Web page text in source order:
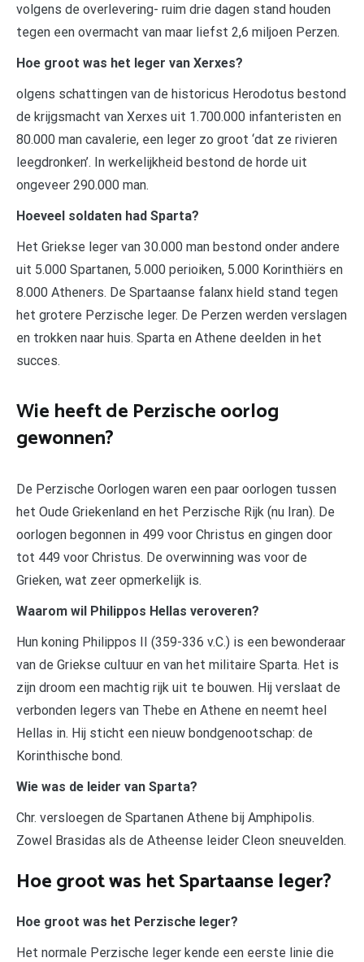
volgens de overlevering- ruim drie dagen stand houden
tegen een overmacht van maar liefst 2,6 miljoen Perzen.
Hoe groot was het leger van Xerxes?
olgens schattingen van de historicus Herodotus bestond
de krijgsmacht van Xerxes uit 1.700.000 infanteristen en
80.000 man cavalerie, een leger zo groot ‘dat ze rivieren
leegdronken’. In werkelijkheid bestond de horde uit
ongeveer 290.000 man.
Hoeveel soldaten had Sparta?
Het Griekse leger van 30.000 man bestond onder andere
uit 5.000 Spartanen, 5.000 perioiken, 5.000 Korinthiërs en
8.000 Atheners. De Spartaanse falanx hield stand tegen
het grotere Perzische leger. De Perzen werden verslagen
en trokken naar huis. Sparta en Athene deelden in het
succes.
Wie heeft de Perzische oorlog
gewonnen?
De Perzische Oorlogen waren een paar oorlogen tussen
het Oude Griekenland en het Perzische Rijk (nu Iran). De
oorlogen begonnen in 499 voor Christus en gingen door
tot 449 voor Christus. De overwinning was voor de
Grieken, wat zeer opmerkelijk is.
Waarom wil Philippos Hellas veroveren?
Hun koning Philippos II (359-336 v.C.) is een bewonderaar
van de Griekse cultuur en van het militaire Sparta. Het is
zijn droom een machtig rijk uit te bouwen. Hij verslaat de
verbonden legers van Thebe en Athene en neemt heel
Hellas in. Hij sticht een nieuw bondgenootschap: de
Korinthische bond.
Wie was de leider van Sparta?
Chr. versloegen de Spartanen Athene bij Amphipolis.
Zowel Brasidas als de Atheense leider Cleon sneuvelden.
Hoe groot was het Spartaanse leger?
Hoe groot was het Perzische leger?
Het normale Perzische leger kende een eerste linie die